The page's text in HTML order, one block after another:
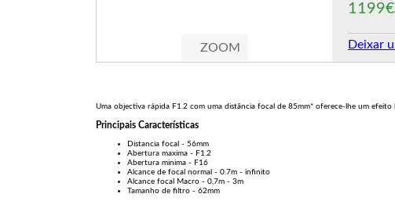
ZOOM
1199€
Deixar
Uma objectiva rápida F1.2 com uma distância focal de 85mm* oferece-lhe um
Principais Características
Distancia focal - 56mm
Abertura maxima - F1.2
Abertura minima - F16
Alcance de focal normal - 0.7m - infinito
Alcance focal Macro - 0,7m - 3m
Tamanho de filtro - 62mm